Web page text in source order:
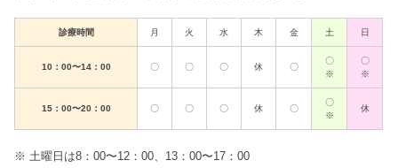
診療時間 月 火 水 木 金 土 日
10：00〜14：00 〇 〇 〇 休 〇
〇
※
〇
※
15：00〜20：00 〇 〇 〇 休 〇
〇
※
休
※ 土曜日は8：00〜12：00、13：00〜17：00